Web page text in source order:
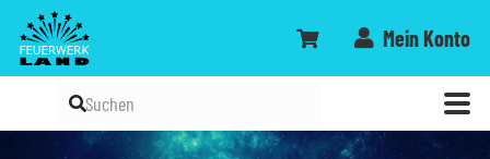
Mein Konto